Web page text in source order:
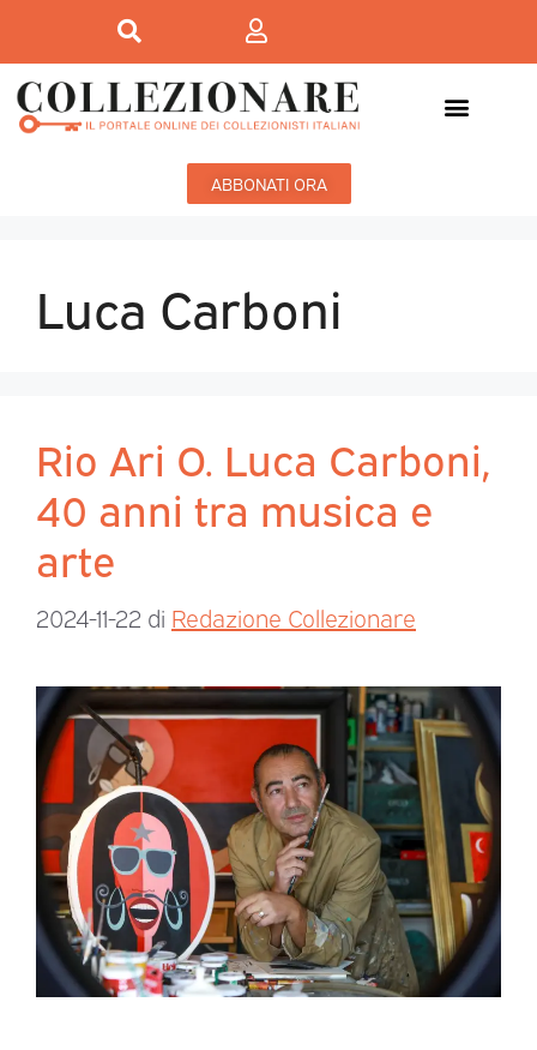
ABBONATI ORA
Luca Carboni
Rio Ari O. Luca Carboni,
40 anni tra musica e
arte
2024-11-22 di Redazione Collezionare